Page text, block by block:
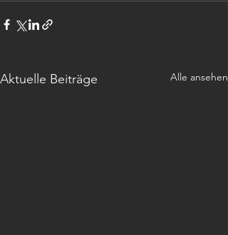
Aktuelle Beiträge Alle ansehen